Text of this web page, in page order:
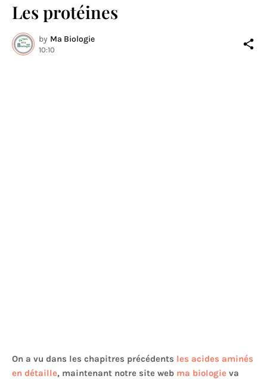
Les protéines
by Ma Biologie
10:10
On a vu dans les chapitres précédents les acides aminés
en détaille, maintenant notre site web ma biologie va